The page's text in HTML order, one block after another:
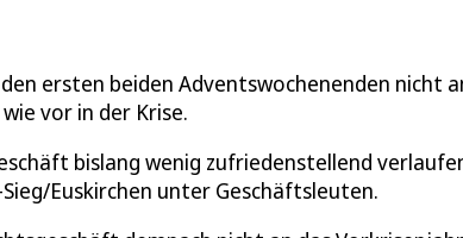
ersten beiden Adventswochenenden nicht
vor in der Krise.
bislang wenig zufriedenstellend
Euskirchen unter Geschäftsleuten.